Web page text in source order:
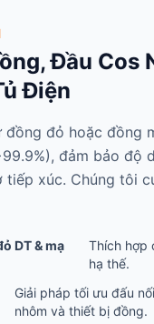
Đầu Cos
Điện
đỏ hoặc đồng
đảm bảo độ
tiếp xúc. Chúng tôi
DT & mạ
Thích hợp
hạ thế.
Giải pháp tối ưu đấu
nhôm và thiết bị đồng.